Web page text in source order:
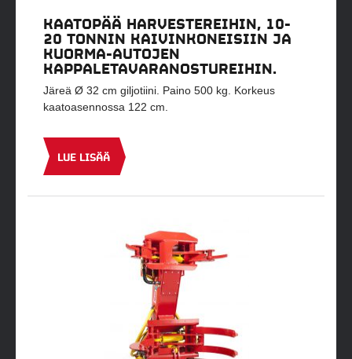
KAATOPÄÄ HARVESTEREIHIN, 10-
20 TONNIN KAIVINKONEISIIN JA
KUORMA-AUTOJEN
KAPPALETAVARANOSTUREIHIN.
Järeä Ø 32 cm giljotiini. Paino 500 kg. Korkeus
kaatoasennossa 122 cm.
LUE LISÄÄ